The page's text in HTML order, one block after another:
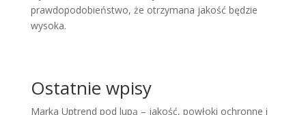
prawdopodobieństwo, że otrzymana jakość będzie
wysoka.
Ostatnie wpisy
Marka Uptrend pod lupą – jakość, powłoki ochronne i